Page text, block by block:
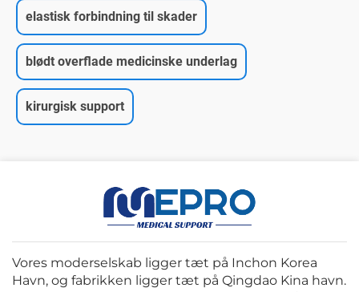
elastisk forbindning til skader
blødt overflade medicinske underlag
kirurgisk support
Vores moderselskab ligger tæt på Inchon Korea
Havn, og fabrikken ligger tæt på Qingdao Kina havn.